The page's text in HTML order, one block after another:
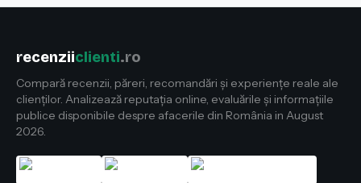
recenziiclienti.ro
Compară recenzii, păreri, recomandări și experiențe reale ale
clienților. Analizează reputația online, evaluările și informațiile
publice disponibile despre afacerile din România in August
2026.